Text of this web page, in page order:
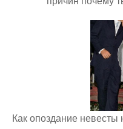
Как опоздание невесты